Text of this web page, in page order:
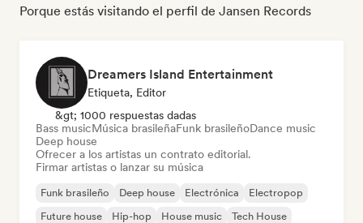
Porque estás visitando el perfil de Jansen Records
Dreamers Island Entertainment
Etiqueta, Editor
&gt; 1000 respuestas dadas
Bass musicMúsica brasileñaFunk brasileñoDance music
Deep house
Ofrecer a los artistas un contrato editorial.
Firmar artistas o lanzar su música
Funk brasileño Deep house Electrónica
Electropop
Future house
Hip-hop House music Tech House